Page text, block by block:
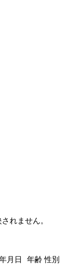
れません。
月日 年齢 性別